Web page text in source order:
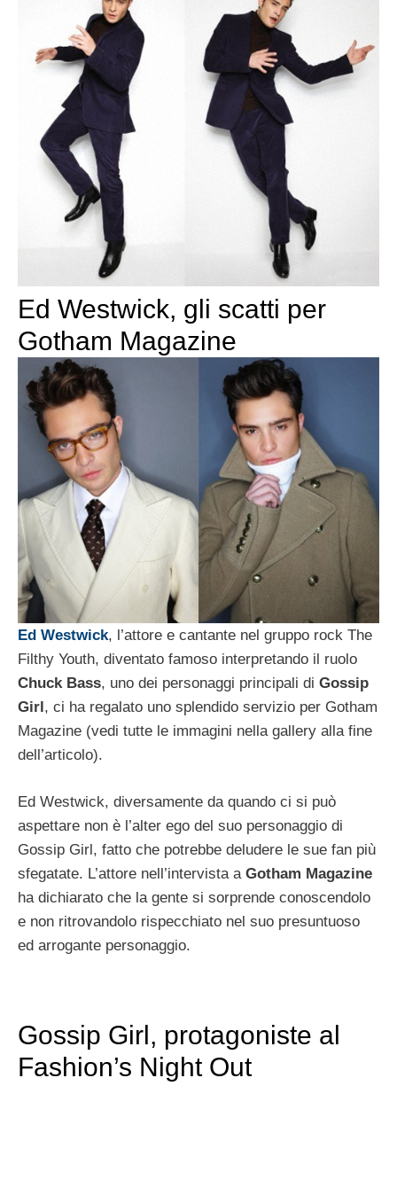
Ed Westwick, gli scatti per
Gotham Magazine
Ed Westwick, l’attore e cantante nel gruppo rock The
Filthy Youth, diventato famoso interpretando il ruolo
Chuck Bass, uno dei personaggi principali di Gossip
Girl , ci ha regalato uno splendido servizio per Gotham
Magazine (vedi tutte le immagini nella gallery alla fine
dell’articolo).
Ed Westwick, diversamente da quando ci si può
aspettare non è l’alter ego del suo personaggio di
Gossip Girl, fatto che potrebbe deludere le sue fan più
sfegatate. L’attore nell’intervista a Gotham Magazine
ha dichiarato che la gente si sorprende conoscendolo
e non ritrovandolo rispecchiato nel suo presuntuoso
ed arrogante personaggio.
Gossip Girl, protagoniste al
Fashion’s Night Out